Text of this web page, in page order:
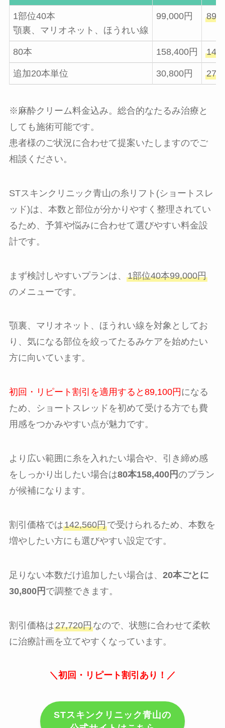
1部位40本
顎裏、マリオネット、ほうれい線
99,000円
80本 158,400円
追加20本単位 30,800円
※麻酔クリーム料金込み。総合的なたるみ治療と
しても施術可能です。
患者様のご状況に合わせて提案いたしますのでご
相談ください。
STスキンクリニック青山の糸リフト(ショートスレ
ッド)は、本数と部位が分かりやすく整理されてい
るため、予算や悩みに合わせて選びやすい料金設
計です。
まず検討しやすいプランは、 1部位40本99,000円
のメニューです。
顎裏、マリオネット、ほうれい線を対象としてお
り、気になる部位を絞ってたるみケアを始めたい
方に向いています。
初回・リピート割引を適用すると89,100円 になる
ため、ショートスレッドを初めて受ける方でも費
用感をつかみやすい点が魅力です。
より広い範囲に糸を入れたい場合や、引き締め感
をしっかり出したい場合は80本158,400円のプラン
が候補になります。
割引価格では142,560円で受けられるため、本数を
増やしたい方にも選びやすい設定です。
足りない本数だけ追加したい場合は、 20本ごとに
30,800円 で調整できます。
割引価格は27,720円なので、状態に合わせて柔軟
に治療計画を立てやすくなっています。
＼初回・リピート割引あり！／
STスキンクリニック青山の